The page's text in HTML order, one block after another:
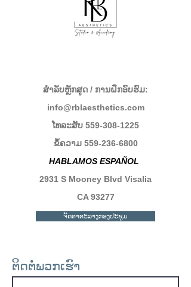
ສໍາລັບຫຼັກສູດ / ການຝຶກອົບຮົມ:
info@rblaesthetics.com
ໂທລະສັບ 559-308-1225
ຂໍ້ຄວາມ 559-236-6800
HABLAMOS ESPAÑOL
2931 S Mooney Blvd Visalia
CA 93277
ຈັດຕາຕະລາງກອງປະຊຸມ
ຕິດ​ຕໍ່​ພວກ​ເຮົາ